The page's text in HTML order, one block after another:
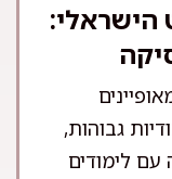
הישראלי:
גבוהות,
עם לימודים